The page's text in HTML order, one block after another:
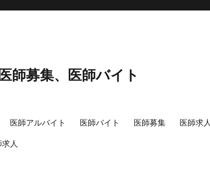
師募集、医師バイト
医師アルバイト 医師バイト 医師募集 医師求人
人